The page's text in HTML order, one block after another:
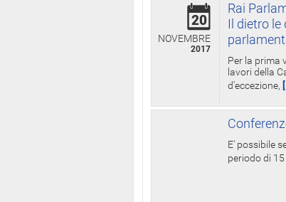
20
NOVEMBRE
2017
Rai
Il dietro
Per la prima
lavori della
d'eccezione,
E' possibile
periodo di